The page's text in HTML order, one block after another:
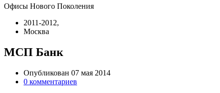
Офисы Нового Поколения
2011-2012,
Москва
МСП Банк
Опубликован 07 мая 2014
0 комментариев